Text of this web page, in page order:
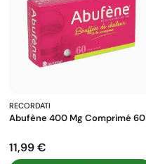
RECORDATI
Abufène 400 Mg Comprimé 60
Prix
11,99 €